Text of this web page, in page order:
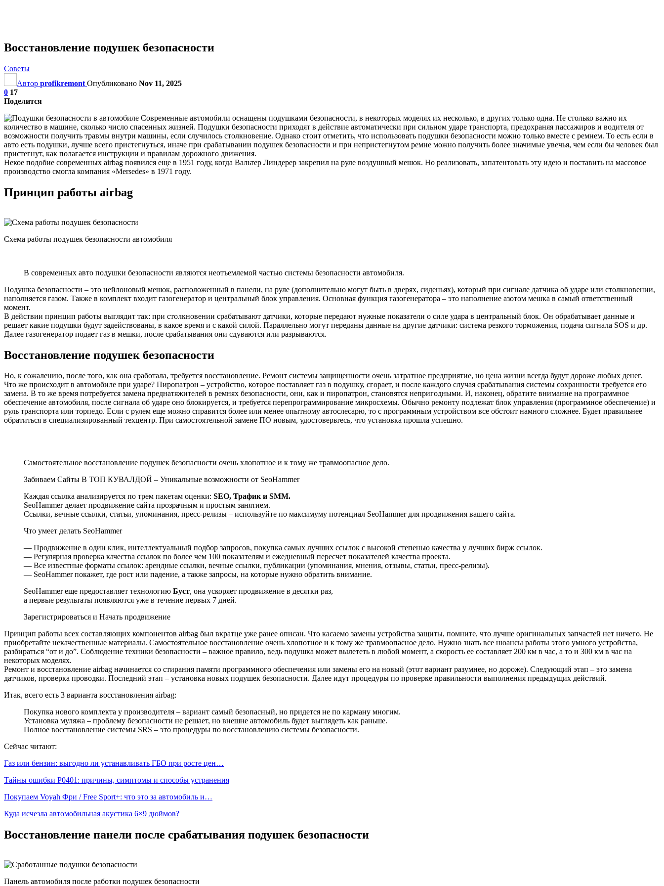
Восстановление подушек безопасности
Советы
Автор profikremont Опубликовано Nov 11, 2025
0 17
Поделится
Современные автомобили оснащены подушками безопасности, в некоторых моделях их несколько, в других только одна. Не столько важно их
количество в машине, сколько число спасенных жизней. Подушки безопасности приходят в действие автоматически при сильном ударе транспорта, предохраняя пассажиров и водителя от
возможности получить травмы внутри машины, если случилось столкновение. Однако стоит отметить, что использовать подушки безопасности можно только вместе с ремнем. То есть если в
авто есть подушки, лучше всего пристегнуться, иначе при срабатывании подушек безопасности и при непристегнутом ремне можно получить более значимые увечья, чем если бы человек был
пристегнут, как полагается инструкции и правилам дорожного движения.
Некое подобие современных airbag появился еще в 1951 году, когда Вальтер Линдерер закрепил на руле воздушный мешок. Но реализовать, запатентовать эту идею и поставить на массовое
производство смогла компания «Mersedes» в 1971 году.
Принцип работы airbag
Схема работы подушек безопасности автомобиля
В современных авто подушки безопасности являются неотъемлемой частью системы безопасности автомобиля.
Подушка безопасности – это нейлоновый мешок, расположенный в панели, на руле (дополнительно могут быть в дверях, сиденьях), который при сигнале датчика об ударе или столкновении,
наполняется газом. Также в комплект входит газогенератор и центральный блок управления. Основная функция газогенератора – это наполнение азотом мешка в самый ответственный
момент.
В действии принцип работы выглядит так: при столкновении срабатывают датчики, которые передают нужные показатели о силе удара в центральный блок. Он обрабатывает данные и
решает какие подушки будут задействованы, в какое время и с какой силой. Параллельно могут переданы данные на другие датчики: система резкого торможения, подача сигнала SOS и др.
Далее газогенератор подает газ в мешки, после срабатывания они сдуваются или разрываются.
Восстановление подушек безопасности
Но, к сожалению, после того, как она сработала, требуется восстановление. Ремонт системы защищенности очень затратное предприятие, но цена жизни всегда будут дороже любых денег.
Что же происходит в автомобиле при ударе? Пиропатрон – устройство, которое поставляет газ в подушку, сгорает, и после каждого случая срабатывания системы сохранности требуется его
замена. В то же время потребуется замена преднатяжителей в ремнях безопасности, они, как и пиропатрон, становятся непригодными. И, наконец, обратите внимание на программное
обеспечение автомобиля, после сигнала об ударе оно блокируется, и требуется перепрограммирование микросхемы. Обычно ремонту подлежат блок управления (программное обеспечение) и
руль транспорта или торпедо. Если с рулем еще можно справится более или менее опытному автослесарю, то с программным устройством все обстоит намного сложнее. Будет правильнее
обратиться в специализированный техцентр. При самостоятельной замене ПО новым, удостоверьтесь, что установка прошла успешно.
Самостоятельное восстановление подушек безопасности очень хлопотное и к тому же травмоопасное дело.
Забиваем Сайты В ТОП КУВАЛДОЙ – Уникальные возможности от SeoHammer
Каждая ссылка анализируется по трем пакетам оценки: SEO, Трафик и SMM.
SeoHammer делает продвижение сайта прозрачным и простым занятием.
Ссылки, вечные ссылки, статьи, упоминания, пресс-релизы – используйте по максимуму потенциал SeoHammer для продвижения вашего сайта.
Что умеет делать SeoHammer
— Продвижение в один клик, интеллектуальный подбор запросов, покупка самых лучших ссылок с высокой степенью качества у лучших бирж ссылок.
— Регулярная проверка качества ссылок по более чем 100 показателям и ежедневный пересчет показателей качества проекта.
— Все известные форматы ссылок: арендные ссылки, вечные ссылки, публикации (упоминания, мнения, отзывы, статьи, пресс-релизы).
— SeoHammer покажет, где рост или падение, а также запросы, на которые нужно обратить внимание.
SeoHammer еще предоставляет технологию Буст, она ускоряет продвижение в десятки раз,
а первые результаты появляются уже в течение первых 7 дней.
Зарегистрироваться и Начать продвижение
Принцип работы всех составляющих компонентов airbag был вкратце уже ранее описан. Что касаемо замены устройства защиты, помните, что лучше оригинальных запчастей нет ничего. Не
приобретайте некачественные материалы. Самостоятельное восстановление очень хлопотное и к тому же травмоопасное дело. Нужно знать все нюансы работы этого умного устройства,
разбираться “от и до”. Соблюдение техники безопасности – важное правило, ведь подушка может вылететь в любой момент, а скорость ее составляет 200 км в час, а то и 300 км в час на
некоторых моделях.
Ремонт и восстановление airbag начинается со стирания памяти программного обеспечения или замены его на новый (этот вариант разумнее, но дороже). Следующий этап – это замена
датчиков, проверка проводки. Последний этап – установка новых подушек безопасности. Далее идут процедуры по проверке правильности выполнения предыдущих действий.
Итак, всего есть 3 варианта восстановления airbag:
Покупка нового комплекта у производителя – вариант самый безопасный, но придется не по карману многим.
Установка муляжа – проблему безопасности не решает, но внешне автомобиль будет выглядеть как раньше.
Полное восстановление системы SRS – это процедуры по восстановлению системы безопасности.
Сейчас читают:
Газ или бензин: выгодно ли устанавливать ГБО при росте цен…
Тайны ошибки P0401: причины, симптомы и способы устранения
Покупаем Voyah Фри / Free Sport+: что это за автомобиль и…
Куда исчезла автомобильная акустика 6×9 дюймов?
Восстановление панели после срабатывания подушек безопасности
Панель автомобиля после работки подушек безопасности